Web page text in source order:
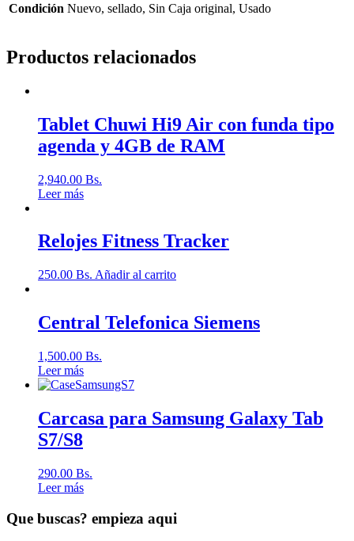
Condición Nuevo, sellado, Sin Caja original, Usado
Productos relacionados
Tablet Chuwi Hi9 Air con funda tipo
agenda y 4GB de RAM
2,940.00 Bs.
Leer más
Relojes Fitness Tracker
250.00 Bs. Añadir al carrito
Central Telefonica Siemens
1,500.00 Bs.
Leer más
Carcasa para Samsung Galaxy Tab
S7/S8
290.00 Bs.
Leer más
Que buscas? empieza aqui